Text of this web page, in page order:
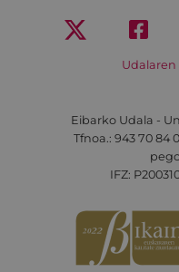
Udalaren
Eibarko Udala -
Tfnoa.: 943 70 84
IFZ: